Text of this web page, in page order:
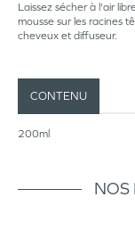
Laissez sécher à l'air
mousse sur les racines
cheveux et diffuseur.
CONTENU
200ml
NOS